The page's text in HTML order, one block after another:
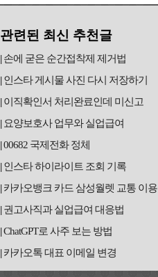
관련된 최신 추천글
손에 굳은 순간접착제 제거법
인스타 게시물 사진 다시 저장하기
이직확인서 처리완료인데 미신고
요양보호사 업무와 실업급여
00682 국제전화 정체
인스타 하이라이트 조회 기록
카카오뱅크 카드 삼성월렛 교통 이
권고사직과 실업급여 대응법
ChatGPT로 사주 보는 방법
카카오톡 대표 이메일 변경